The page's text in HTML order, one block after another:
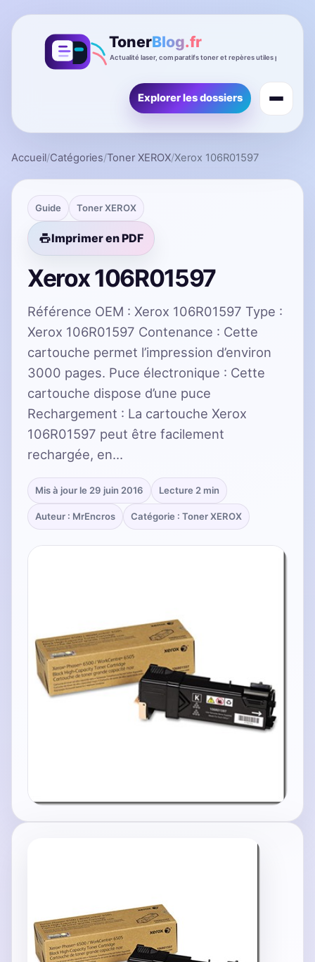
Explorer les dossiers
Accueil/Catégories/Toner XEROX/Xerox 106R01597
Guide Toner XEROX
Imprimer en PDF
Xerox 106R01597
Référence OEM : Xerox 106R01597 Type :
Xerox 106R01597 Contenance : Cette
cartouche permet l’impression d’environ
3000 pages. Puce électronique : Cette
cartouche dispose d’une puce
Rechargement : La cartouche Xerox
106R01597 peut être facilement
rechargée, en…
Mis à jour le 29 juin 2016 Lecture 2 min
Auteur : MrEncros Catégorie : Toner XEROX